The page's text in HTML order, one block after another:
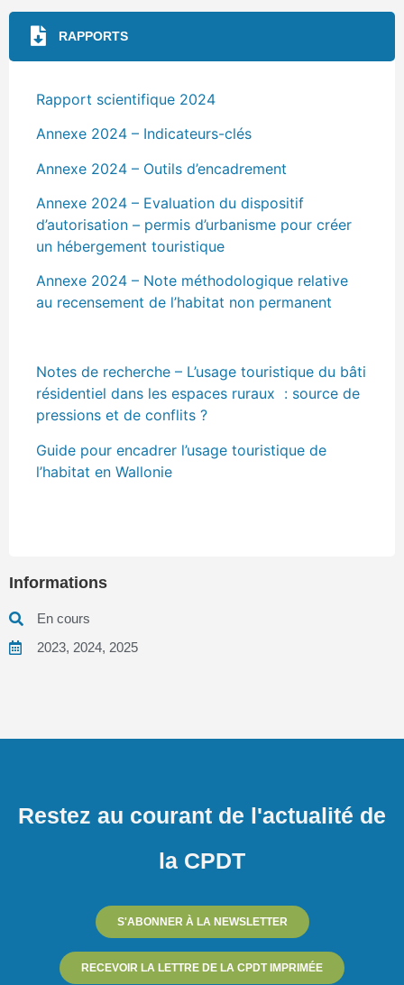
RAPPORTS
Rapport scientifique 2024
Annexe 2024 – Indicateurs-clés
Annexe 2024 – Outils d’encadrement
Annexe 2024 – Evaluation du dispositif
d’autorisation – permis d’urbanisme pour créer
un hébergement touristique
Annexe 2024 – Note méthodologique relative
au recensement de l’habitat non permanent
Notes de recherche – L’usage touristique du bâti
résidentiel dans les espaces ruraux : source de
pressions et de conflits ?
Guide pour encadrer l’usage touristique de
l’habitat en Wallonie
Informations
En cours
2023, 2024, 2025
Restez au courant de l'actualité de
la CPDT
S'ABONNER À LA NEWSLETTER
RECEVOIR LA LETTRE DE LA CPDT IMPRIMÉE